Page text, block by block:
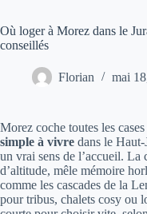
Où loger à Morez dans le
conseillés
Florian mai
Morez coche toutes les
simple à vivre dans le Haut-
un vrai sens de l’accueil. La
d’altitude, mêle mémoire
comme les cascades de la
pour tribus, chalets cosy ou